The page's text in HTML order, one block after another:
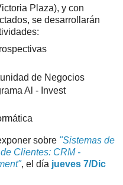
Plaza), y con
se desarrollarán
de Negocios
Al - Invest
sobre "Sistemas de
Clientes: CRM -
, el día jueves 7/Dic